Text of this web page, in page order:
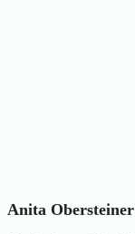
Anita Obersteiner